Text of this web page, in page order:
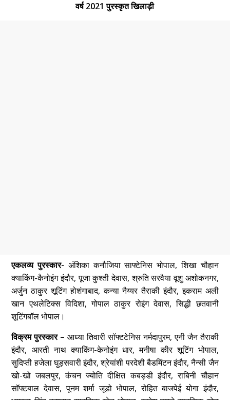
वर्ष 2021 पुरस्कृत खिलाड़ी
एकलव्य पुरस्कार- अंशिका कनौजिया साफ्टेनिस भोपाल, शिखा चौहान
क्याकिंग-कैनोइंग इंदौर, पूजा कुश्ती देवास, श्रुति सरवैया वूशु अशोकनगर,
अर्जुन ठाकुर शूटिंग होशंगाबाद, कन्या नैय्यर तैराकी इंदौर, इकराम अली
खान एथलेटिक्स विदिशा, गोपाल ठाकुर रोइंग देवास, सिद्धी छतवानी
शूटिंगबॉल भोपाल।
विक्रम पुरस्कार – आध्या तिवारी सॉफ्टटेनिस नर्मदापुरम, एनी जैन तैराकी
इंदौर, आरती नाथ क्याकिंग-केनोइंग धार, मनीषा कीर शूटिंग भोपाल,
सुदिप्ती हजेला घुड़सवारी इंदौर, श्रेयांशी परदेशी बैडमिंटन इंदौर, नैन्सी जैन
खो-खो जबलपुर, कंचन ज्योति दीक्षित कबड्डी इंदौर, राबिनी चौहान
सॉफ्टबाल देवास, पूनम शर्मा जूडो भोपाल, रोहित बाजपेई योगा इंदौर,